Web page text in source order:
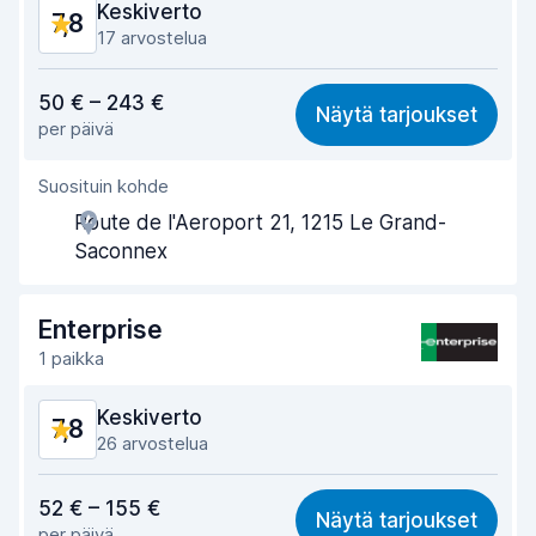
Auton kunto
7,8 Keskiverto
17 arvostelua
7,9
Löytämisen helppous 7,2
Toimihenkilön avuliaisuus
Noutonopeus
Auton siisteys 7,8
Auton kunto
50 € – 243 €
per päivä
Näytä tarjoukset
Suosituin kohde
Route de l'Aeroport 21, 1215 Le Grand-
Saconnex
Enterprise
1 paikka
7,8 Keskiverto
26 arvostelua
7,5
52 € – 155 € Näytä tarjoukset